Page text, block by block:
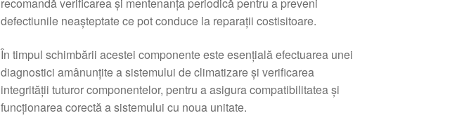
recomandă verificarea și mentenanța periodică pentru a preveni
defectiunile neașteptate ce pot conduce la reparații costisitoare.
În timpul schimbării acestei componente este esențială efectuarea unei
diagnostici amânunțite a sistemului de climatizare și verificarea
integrității tuturor componentelor, pentru a asigura compatibilitatea și
funcționarea corectă a sistemului cu noua unitate.